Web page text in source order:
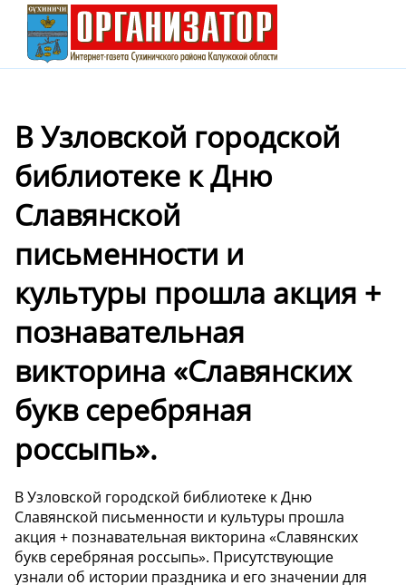
В Узловской городской
библиотеке к Дню
Славянской
письменности и
культуры прошла акция +
познавательная
викторина «Славянских
букв серебряная
россыпь».
В Узловской городской библиотеке к Дню
Славянской письменности и культуры прошла
акция + познавательная викторина «Славянских
букв серебряная россыпь». Присутствующие
узнали об истории праздника и его значении для